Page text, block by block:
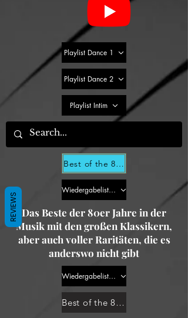
Playlist Dance 1
Playlist Dance 2
Playlist Intim
Best of the 80s for Dummies - Dance Part 2
Wiedergabeliste New-Wave 2
Das Beste der 80er Jahre in der
Musik mit den großen Klassikern,
aber auch voller Raritäten, die es
anderswo nicht gibt
Wiedergabeliste New-Wave 1
Best of the 80s for Dummies - Dance Part 1
REVIEWS